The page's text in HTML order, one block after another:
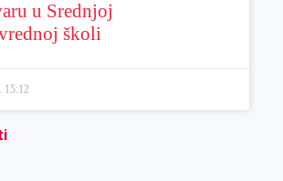
u Srednjoj
školi
15:12